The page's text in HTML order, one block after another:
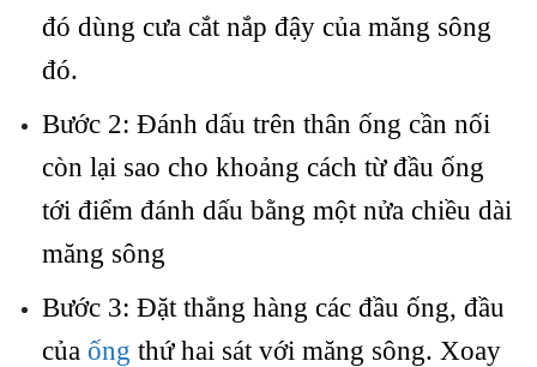
đó dùng cưa cắt nắp đậy của măng sông
đó.
Bước 2: Đánh dấu trên thân ống cần nối
còn lại sao cho khoảng cách từ đầu ống
tới điểm đánh dấu bằng một nửa chiều dài
măng sông
Bước 3: Đặt thẳng hàng các đầu ống, đầu
của ống thứ hai sát với măng sông. Xoay